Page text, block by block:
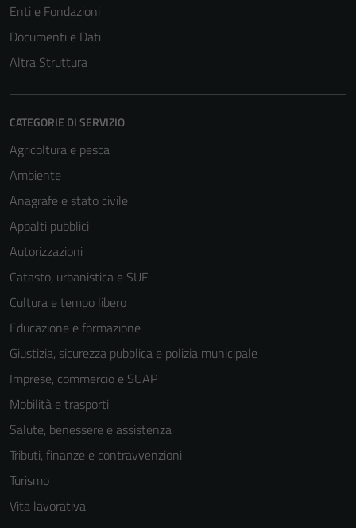
Enti e Fondazioni
Documenti e Dati
Altra Struttura
CATEGORIE DI SERVIZIO
Agricoltura e pesca
Ambiente
Anagrafe e stato civile
Appalti pubblici
Autorizzazioni
Catasto, urbanistica e SUE
Cultura e tempo libero
Educazione e formazione
Giustizia, sicurezza pubblica e polizia municipale
Imprese, commercio e SUAP
Mobilità e trasporti
Salute, benessere e assistenza
Tributi, finanze e contravvenzioni
Turismo
Vita lavorativa